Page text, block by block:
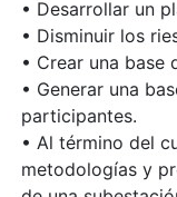
• Desarrollar un
• Disminuir los
• Crear una
• Generar una
participantes.
• Al término del
metodologías y